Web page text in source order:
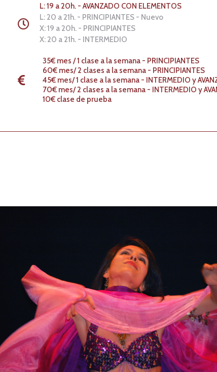
L: 19 a 20h. - AVANZADO CON ELEMENTOS
L: 20 a 21h. - PRINCIPIANTES - Nuevo
X: 19 a 20h. - PRINCIPIANTES
X: 20 a 21h. - INTERMEDIO
35€ mes / 1 clase a la semana - PRINCIPIANTES
60€ mes/ 2 clases a la semana - PRINCIPIANTES
45€ mes/ 1 clase a la semana - INTERMEDIO y
70€ mes/ 2 clases a la semana - INTERMEDIO y
10€ clase de prueba